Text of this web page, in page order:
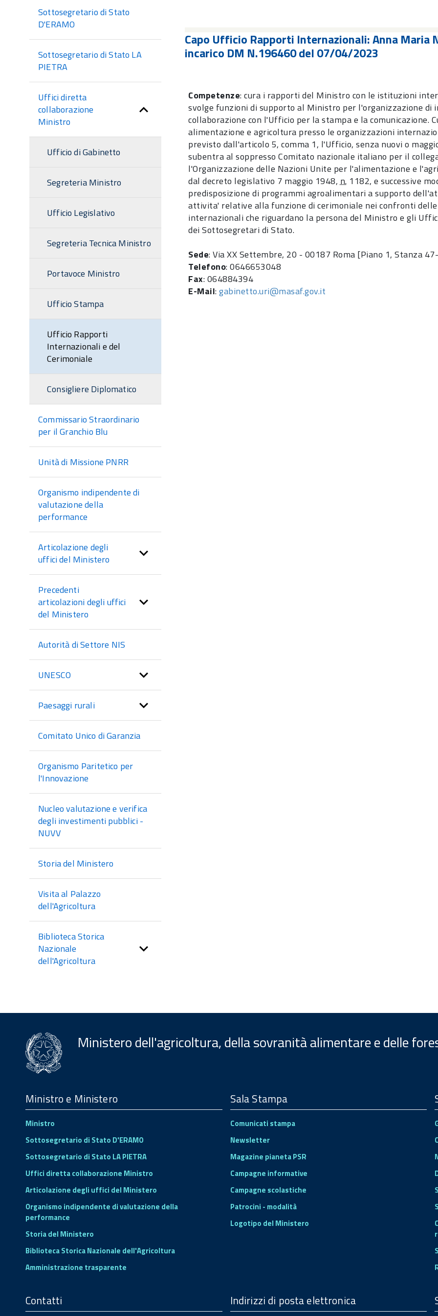
sezione
Sottosegretario di Stato
D'ERAMO
Sottosegretario di Stato LA
PIETRA
Uffici diretta
collaborazione
Ministro
Ufficio di Gabinetto
Segreteria Ministro
Ufficio Legislativo
Segreteria Tecnica Ministro
Portavoce Ministro
Ufficio Stampa
Ufficio Rapporti
Internazionali e del
Cerimoniale
Consigliere Diplomatico
Commissario Straordinario
per il Granchio Blu
Unità di Missione PNRR
Organismo indipendente di
valutazione della
performance
Articolazione degli
uffici del Ministero
Precedenti
articolazioni degli uffici
del Ministero
Autorità di Settore NIS
UNESCO
Paesaggi rurali
Comitato Unico di Garanzia
Organismo Paritetico per
l'Innovazione
Nucleo valutazione e verifica
degli investimenti pubblici -
NUVV
Storia del Ministero
Visita al Palazzo
dell'Agricoltura
Biblioteca Storica
Nazionale
dell'Agricoltura
Capo Ufficio Rapporti Internazionali: Anna Maria
incarico DM N.196460 del 07/04/2023
Competenze: cura i rapporti del Ministro con le istituzioni
svolge funzioni di supporto al Ministro per l'organizzazione di
collaborazione con l'Ufficio per la stampa e la
alimentazione e agricoltura presso le organizzazioni
previsto dall'articolo 5, comma 1, l'Ufficio, senza nuovi o
subentra al soppresso Comitato nazionale italiano per il
l'Organizzazione delle Nazioni Unite per l'alimentazione e
dal decreto legislativo 7 maggio 1948,n. 1182, e successive
predisposizione di programmi agroalimentari a supporto
attivita' relative alla funzione di cerimoniale nei confronti
internazionali che riguardano la persona del Ministro e gli
dei Sottosegretari di Stato.
Sede: Via XX Settembre, 20 - 00187 Roma [Piano 1, Stanza
Telefono: 0646653048
Fax: 064884394
E-Mail:gabinetto.uri@masaf.gov.it
Ministero dell'agricoltura, della sovranità alimentare e delle
Footer
Ministro e Ministero
Ministro
Sottosegretario di Stato D'ERAMO
Sottosegretario di Stato LA PIETRA
Uffici diretta collaborazione Ministro
Articolazione degli uffici del Ministero
Organismo indipendente di valutazione della
performance
Storia del Ministero
Biblioteca Storica Nazionale dell'Agricoltura
Amministrazione trasparente
Sala Stampa
Comunicati stampa
Newsletter
Magazine pianeta PSR
Campagne informative
Campagne scolastiche
Patrocini - modalità
Logotipo del Ministero
Contatti Indirizzi di posta elettronica